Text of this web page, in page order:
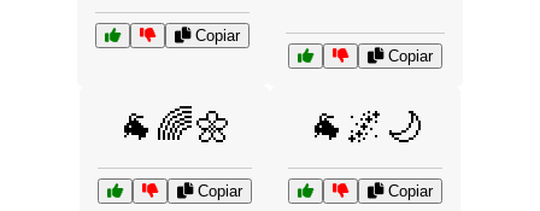
Copiar
Copiar
🐐🌈🌼
Copiar
🐐🌌🌙
Copiar